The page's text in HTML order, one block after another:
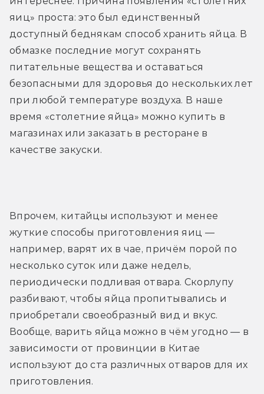
яиц» проста: это был единственный
доступный беднякам способ хранить яйца. В
обмазке последние могут сохранять
питательные вещества и оставаться
безопасными для здоровья до нескольких лет
при любой температуре воздуха. В наше
время «столетние яйца» можно купить в
магазинах или заказать в ресторане в
качестве закуски.
Впрочем, китайцы используют и менее
жуткие способы приготовления яиц —
например, варят их в чае, причём порой по
несколько суток или даже недель,
периодически подливая отвара. Скорлупу
разбивают, чтобы яйца пропитывались и
приобретали своеобразный вид и вкус.
Вообще, варить яйца можно в чём угодно — в
зависимости от провинции в Китае
используют до ста различных отваров для их
приготовления.